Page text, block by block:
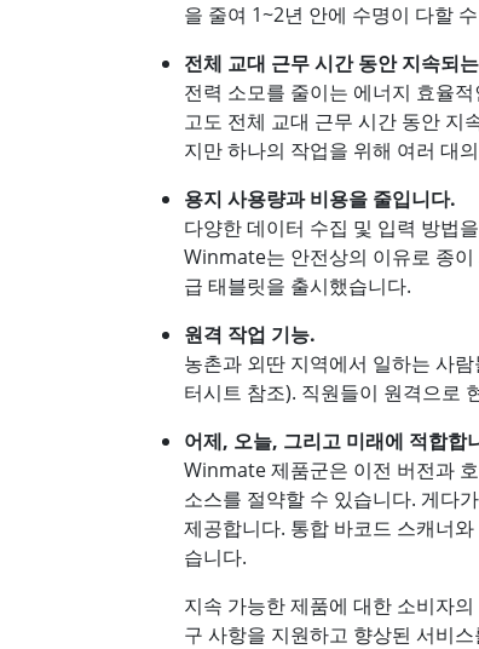
을 줄여 1~2년 안에 수명이 다할
전체 교대 근무 시간 동안 지속되
전력 소모를 줄이는 에너지 효율
고도 전체 교대 근무 시간 동안 지
지만 하나의 작업을 위해 여러 대
용지 사용량과 비용을 줄입니다.
다양한 데이터 수집 및 입력 방법
Winmate는 안전상의 이유로 종이
급 태블릿을 출시했습니다.
원격 작업 기능.
농촌과 외딴 지역에서 일하는 사
터시트 참조). 직원들이 원격으로
어제, 오늘, 그리고 미래에 적합합
Winmate 제품군은 이전 버전과
소스를 절약할 수 있습니다. 게다
제공합니다. 통합 바코드 스캐너
습니다.
지속 가능한 제품에 대한 소비자
구 사항을 지원하고 향상된 서비